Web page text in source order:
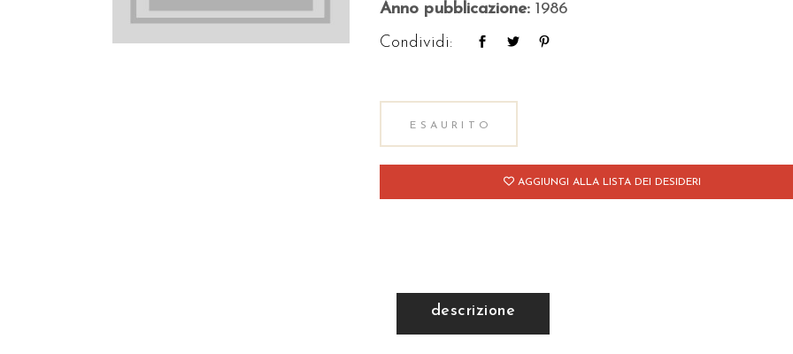
Anno pubblicazione:1986
Condividi:
ESAURITO
AGGIUNGI ALLA LISTA DEI DESIDERI
descrizione